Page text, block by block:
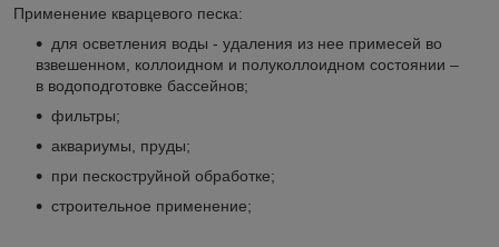
Применение кварцевого песка:
для осветления воды - удаления из нее примесей во
взвешенном, коллоидном и полуколлоидном состоянии –
в водоподготовке бассейнов;
фильтры;
аквариумы, пруды;
при пескоструйной обработке;
строительное применение;